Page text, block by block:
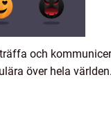
och
över hela världen.